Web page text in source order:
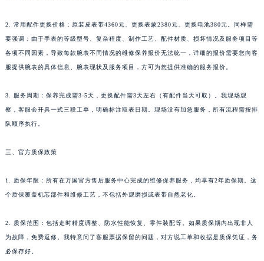
2. 常用配件更换价格：原装皮表带4360元、更换表蒙2380元、更换电池380元。同样需
要强调：由于手表的等级型号、复杂程度、制作工艺、配件材质、损坏情况及服务项目等
各项不同因素，导致每款腕表不同情况的维修保养报价无法统一，详细的报价需要您向客
服提供腕表的具体信息、腕表现状及服务项目，方可为您提供准确的服务报价。
3. 服务周期：保养完成需3-5天，更换配件需3天左右（有配件当天可取）。我现场观
察，客服会开具一式三联工单，明确标注取表日期。现场没有加急服务，所有流程需按排
队顺序执行。
三、官方质保政策
1. 质保年限：所有在万国官方售后服务中心完成的维修保养服务，均享有2年质保期。这
个质保覆盖机芯部件和维修工艺，不包括外观磨损或表带自然老化。
2. 质保范围：包括走时精度调整、防水性能恢复、零件装配等。如果质保期内出现非人
为故障，免费返修。我特意问了客服票据保留的问题，对方说工单和收据是质保凭证，务
必保存好。